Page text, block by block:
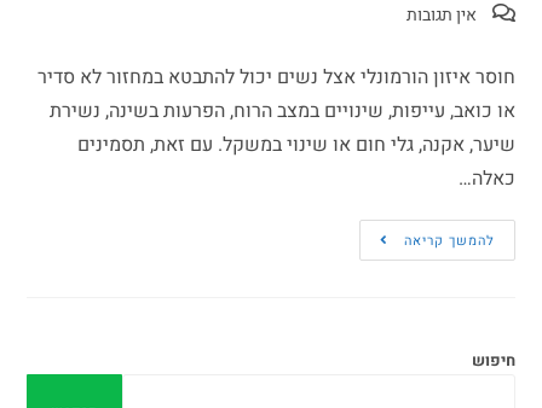
אין תגובות
חוסר איזון הורמונלי אצל נשים יכול להתבטא במחזור לא סדיר
או כואב, עייפות, שינויים במצב הרוח, הפרעות בשינה, נשירת
שיער, אקנה, גלי חום או שינוי במשקל. עם זאת, תסמינים
כאלה…
להמשך קריאה
חיפוש